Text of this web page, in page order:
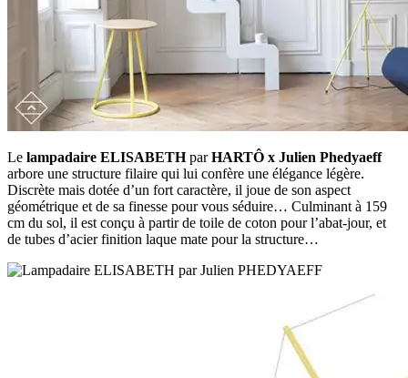
Le lampadaire ELISABETHparHARTÔ x Julien Phedyaeff
arbore une structure filaire qui lui confère une élégance légère.
Discrète mais dotée d’un fort caractère, il joue de son aspect
géométrique et de sa finesse pour vous séduire… Culminant à 159
cm du sol, il est conçu à partir de toile de coton pour l’abat-jour, et
de tubes d’acier finition laque mate pour la structure…